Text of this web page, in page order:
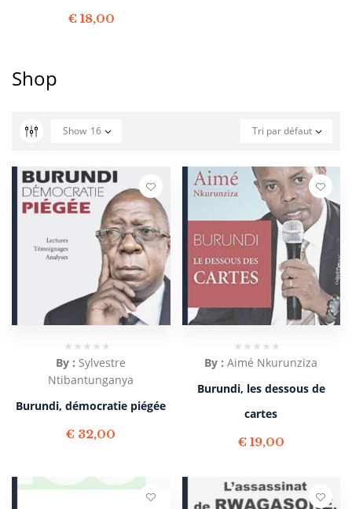
€ 18,00
Shop
Tri par défaut
Show 16
By : Sylvestre
Ntibantunganya
Burundi, démocratie piégée
€ 32,00
By :Aimé Nkurunziza
Burundi, les dessous de
cartes
€ 19,00